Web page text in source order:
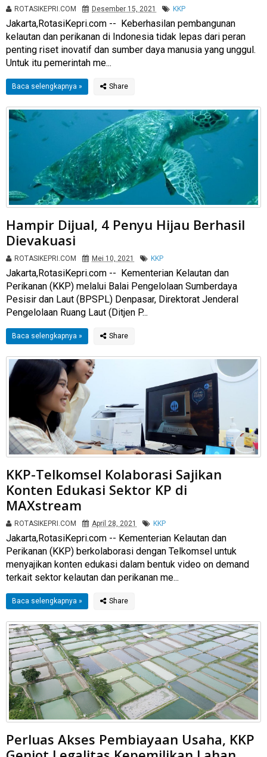
ROTASIKEPRI.COM Desember 15, 2021 KKP
Jakarta,RotasiKepri.com -- Keberhasilan pembangunan
kelautan dan perikanan di Indonesia tidak lepas dari peran
penting riset inovatif dan sumber daya manusia yang unggul.
Untuk itu pemerintah me...
Baca selengkapnya »
Hampir Dijual, 4 Penyu Hijau Berhasil
Dievakuasi
ROTASIKEPRI.COM Mei 10, 2021 KKP
Jakarta,RotasiKepri.com -- Kementerian Kelautan dan
Perikanan (KKP) melalui Balai Pengelolaan Sumberdaya
Pesisir dan Laut (BPSPL) Denpasar, Direktorat Jenderal
Pengelolaan Ruang Laut (Ditjen P...
Baca selengkapnya »
KKP-Telkomsel Kolaborasi Sajikan
Konten Edukasi Sektor KP di
MAXstream
ROTASIKEPRI.COM April 28, 2021 KKP
Jakarta,RotasiKepri.com -- Kementerian Kelautan dan
Perikanan (KKP) berkolaborasi dengan Telkomsel untuk
menyajikan konten edukasi dalam bentuk video on demand
terkait sektor kelautan dan perikanan me...
Baca selengkapnya »
Perluas Akses Pembiayaan Usaha, KKP